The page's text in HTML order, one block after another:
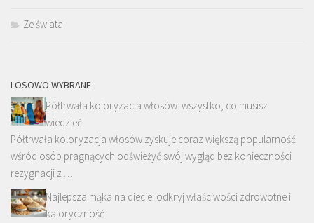
Ze świata
LOSOWO WYBRANE
Półtrwała koloryzacja włosów: wszystko, co musisz
wiedzieć
Półtrwała koloryzacja włosów zyskuje coraz większą popularność
wśród osób pragnących odświeżyć swój wygląd bez konieczności
rezygnacji z …
Najlepsza mąka na diecie: odkryj właściwości zdrowotne i
kaloryczność